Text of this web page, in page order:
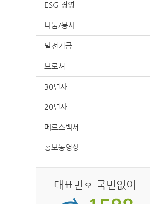
ESG 경영
나눔/봉사
발전기금
브로셔
30년사
20년사
메르스백서
홍보동영상
대표번호 국번없이